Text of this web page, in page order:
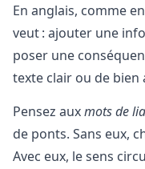
En anglais, comme
veut : ajouter une
poser une
texte clair ou de bien
Pensez auxmots de
de ponts. Sans eux,
Avec eux, le sens